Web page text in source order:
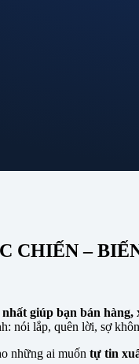
CHIẾN –
nhất giúp bạn bán
nói lắp, quên lời, sợ
những ai muốn tự tin